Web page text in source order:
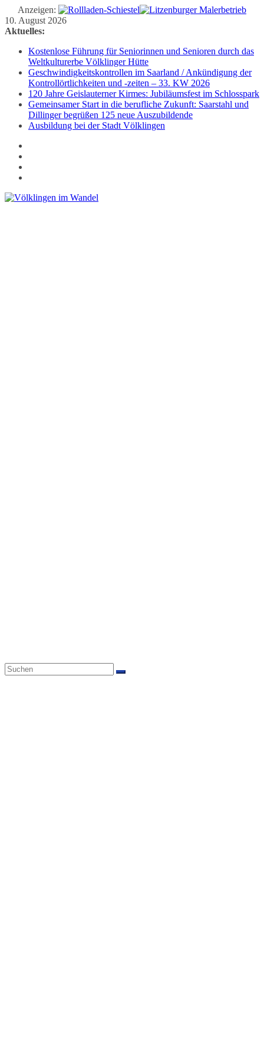
Anzeigen:
Zum
Inhalt
10. August 2026
Aktuelles:
Kostenlose Führung für Seniorinnen und Senioren durch das
Weltkulturerbe Völklinger Hütte
Geschwindigkeitskontrollen im Saarland / Ankündigung der
Kontrollörtlichkeiten und -zeiten – 33. KW 2026
120 Jahre Geislauterner Kirmes: Jubiläumsfest im Schlosspark
Gemeinsamer Start in die berufliche Zukunft: Saarstahl und
Dillinger begrüßen 125 neue Auszubildende
Ausbildung bei der Stadt Völklingen